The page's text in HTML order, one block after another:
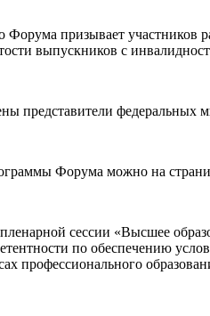
призывает
выпускников с
представители федеральных
Форума можно на
сессии «Высшее
по обеспечению
профессионального